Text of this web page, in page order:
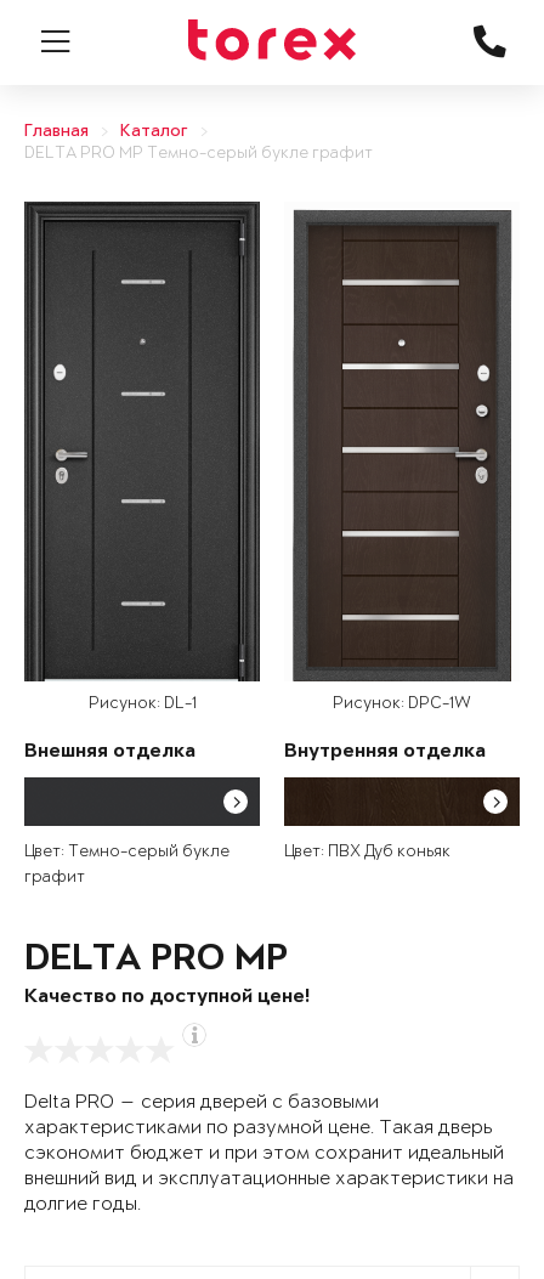
Главная
Каталог
DELTA PRO MP Темно-серый букле графит
Рисунок: DL-1
Внешняя отделка
Цвет: Темно-серый букле
графит
Рисунок: DPC-1W
Внутренняя отделка
Цвет: ПВХ Дуб коньяк
DELTA PRO MP
Качество по доступной цене!
Delta PRO — серия дверей с базовыми
характеристиками по разумной цене. Такая дверь
сэкономит бюджет и при этом сохранит идеальный
внешний вид и эксплуатационные характеристики на
долгие годы.